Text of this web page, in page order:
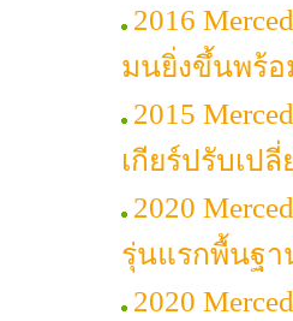
2016
มนยิ่งขึ้นพร้อ
2015
เกียร์ปรับเป
2020
รุ่นแรกพื้นฐา
2020